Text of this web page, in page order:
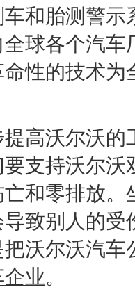
和胎测警
全球各个汽车
性的技术
高沃尔沃的
支持沃尔沃
和零排放。
致别人的
沃尔沃汽车
业。